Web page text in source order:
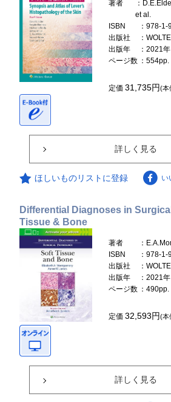
著者
：
et al.
ISBN
：978-
出版社
：
出版年
：2021年
ページ数 ：554pp.
定価31,735円(本
詳しく見る
ほしいものリストに登録 い
Differential Diagnoses in
Tissue & Bone
著者
：
ISBN
：978-
出版社
：
出版年
：2021年
ページ数 ：490pp.
定価32,593円(本
詳しく見る